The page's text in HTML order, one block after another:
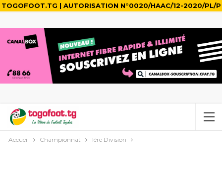
TOGOFOOT.TG | AUTORISATION N°0020/HAAC/12-2020/PL/P
Accueil Championnat 1ère Division